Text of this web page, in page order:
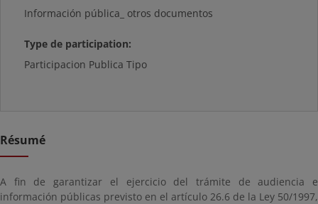
Información pública_ otros documentos
Type de participation:
Participacion Publica Tipo
Résumé
A fin de garantizar el ejercicio del trámite de audiencia e
información públicas previsto en el artículo 26.6 de la Ley 50/1997,